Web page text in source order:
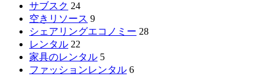
サブスク 24
空きリソース 9
シェアリングエコノミー 28
レンタル 22
家具のレンタル 5
ファッションレンタル 6